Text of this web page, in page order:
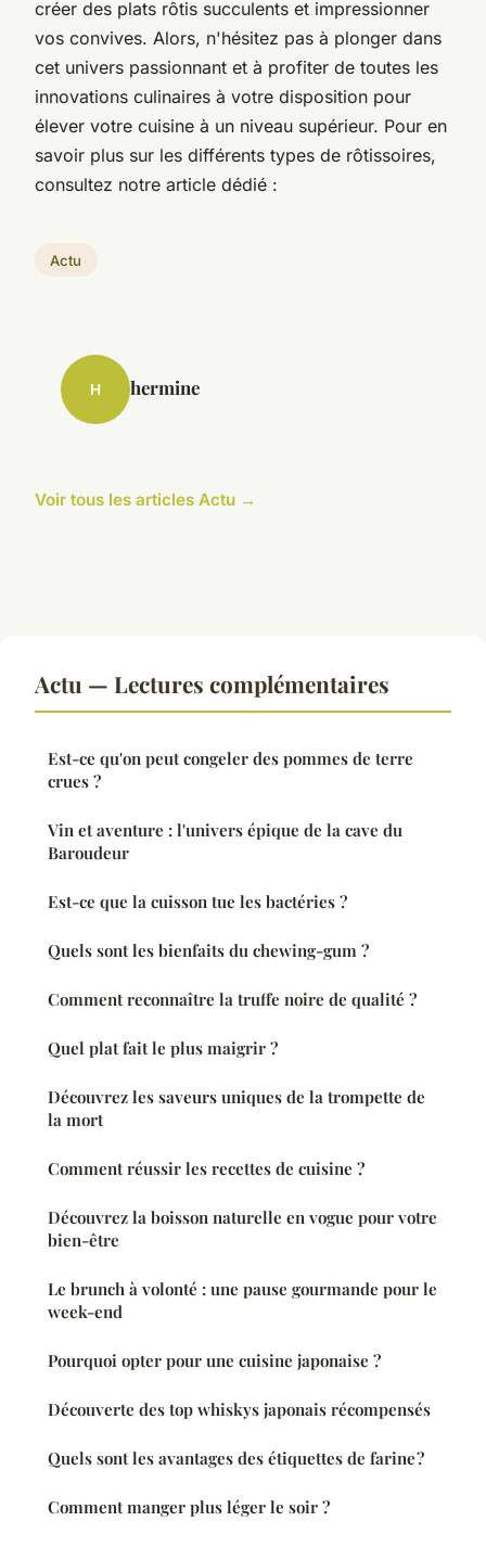
créer des plats rôtis succulents et impressionner
vos convives. Alors, n'hésitez pas à plonger dans
cet univers passionnant et à profiter de toutes les
innovations culinaires à votre disposition pour
élever votre cuisine à un niveau supérieur. Pour en
savoir plus sur les différents types de rôtissoires,
consultez notre article dédié :
Actu
H hermine
Voir tous les articles Actu →
Actu — Lectures complémentaires
Est-ce qu'on peut congeler des pommes de terre
crues ?
Vin et aventure : l'univers épique de la cave du
Baroudeur
Est-ce que la cuisson tue les bactéries ?
Quels sont les bienfaits du chewing-gum ?
Comment reconnaître la truffe noire de qualité ?
Quel plat fait le plus maigrir ?
Découvrez les saveurs uniques de la trompette de
la mort
Comment réussir les recettes de cuisine ?
Découvrez la boisson naturelle en vogue pour votre
bien-être
Le brunch à volonté : une pause gourmande pour le
week-end
Pourquoi opter pour une cuisine japonaise ?
Découverte des top whiskys japonais récompensés
Quels sont les avantages des étiquettes de farine ?
Comment manger plus léger le soir ?